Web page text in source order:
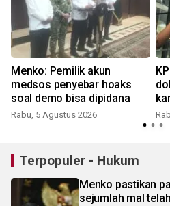
Menko: Pemilik akun
medsos penyebar hoaks
soal demo bisa dipidana
Rabu, 5 Agustus 2026
Terpopuler - Hukum
Menko pastikan
sejumlah mal